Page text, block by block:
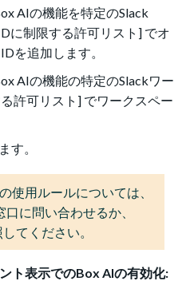
AIの機能を特定のSlack
に制限する許可リスト] でオ
を追加します。
AIの機能の特定のSlackワー
許可リスト] でワークスペー
す。
使用ルールについては、
に問い合わせるか、
てください。
ト表示でのBox AIの有効化: